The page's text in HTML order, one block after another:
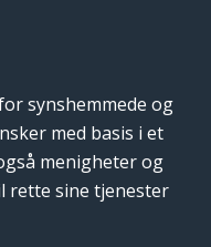
synshemmede og
med basis i et
menigheter og
rette sine tjenester